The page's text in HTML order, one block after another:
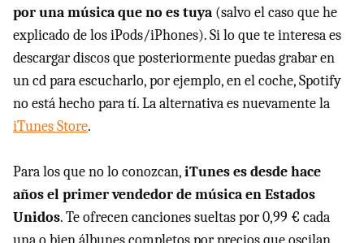
por una música que no es tuya (salvo el caso que he
explicado de los iPods/iPhones). Si lo que te interesa es
descargar discos que posteriormente puedas grabar en
un cd para escucharlo, por ejemplo, en el coche, Spotify
no está hecho para tí. La alternativa es nuevamente la
iTunes Store.
Para los que no lo conozcan,iTunes es desde hace
años el primer vendedor de música en Estados
Unidos. Te ofrecen canciones sueltas por 0,99 € cada